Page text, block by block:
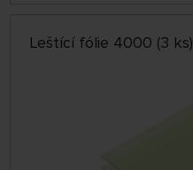
Leštící fólie 4000 (3 ks)